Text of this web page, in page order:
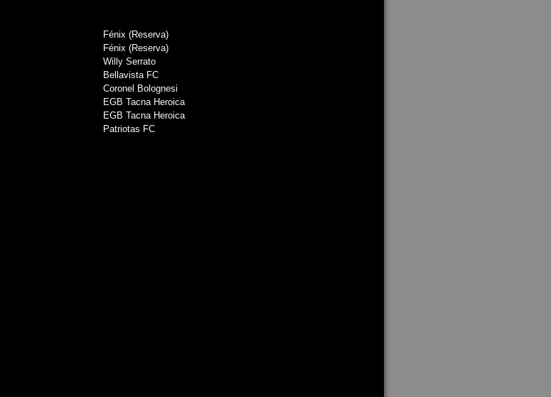
Fénix (Reserva)
Fénix (Reserva)
Willy Serrato
Bellavista FC
Coronel Bolognesi
EGB Tacna Heroica
EGB Tacna Heroica
Patriotas FC